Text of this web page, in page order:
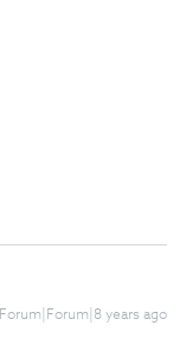
Forum|Forum|8 years ago